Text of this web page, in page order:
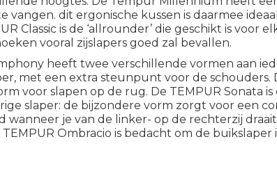
dit ergonische kussen is daarmee
Classic is de ‘allrounder’ die geschikt is voor
vooral zijslapers goed zal bevallen.
heeft twee verschillende vormen aan
met een extra steunpunt voor de schouders.
voor slapen op de rug. De TEMPUR Sonata is
slaper: de bijzondere vorm zorgt voor een
je van de linker- op de rechterzij
TEMPUR Ombracio is bedacht om de